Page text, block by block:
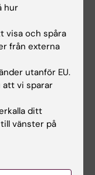
H; Raaschou
Ye WAlla författare
of gastric
to the
1990-2009].
Lund SH;
H
hur
visa och spåra
från externa
utanför EU.
att vi sparar
ditt
vänster på